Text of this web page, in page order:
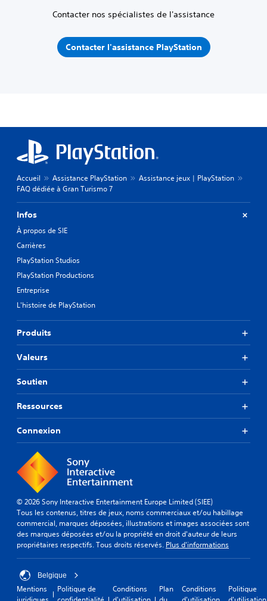
Contacter nos spécialistes de l'assistance
Contacter l'assistance PlayStation
Accueil Assistance PlayStation
Assistance jeux | PlayStation
FAQ dédiée à Gran Turismo 7
Infos
À propos de SIE
Carrières
PlayStation Studios
PlayStation Productions
Entreprise
L'histoire de PlayStation
Produits
Valeurs
Soutien
Ressources
Connexion
© 2026 Sony Interactive Entertainment Europe Limited (SIEE)
Tous les contenus, titres de jeux, noms commerciaux et/ou habillage
commercial, marques déposées, illustrations et images associées sont
des marques déposées et/ou la propriété en droit d'auteur de leurs
propriétaires respectifs. Tous droits réservés. Plus d'informations
Belgique
Mentions
Politique de
Conditions
Plan
Conditions
Politique